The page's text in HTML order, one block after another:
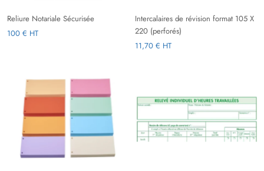
Reliure Notariale Sécurisée
100 € HT
Intercalaires de révision format 105 X
220 (perforés)
11,70 € HT